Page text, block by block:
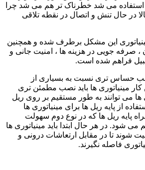
می شد خطرناک تر هم می شد چرا
در حال تنش و اتصال در نقطه تلاقی
این مشکل برطرف شده و همچنین
، صرفه جویی در هزینه ها ، امنیت جانی و
فراهم شده است.
حساس تری نسبت به بسیاری از
کار مینیاتوری ها باید نصب مطمئن تری
ها می توانند به طور مستقیم بر روی ریل
از پایه ریل ها برای مینیاتوری ها
پایه ریل ها که در نوع دوم سهولت
شود. در هر حال ابتدا باید مینیاتوری ها
شوند تا در مقابل ارتعاشات درونی و
فاصله نگیرند.